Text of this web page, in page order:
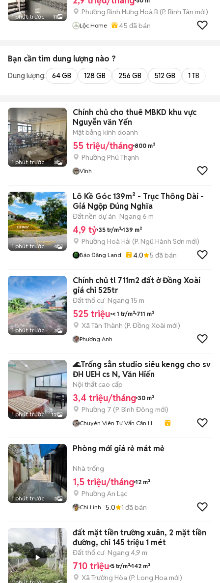
1 phút trước 11
Phường Bình Hưng Hoà B (P. Bình Tân mới)
Lộc Home 45 đã bán
Bạn cần tìm dung lượng nào ?
Dung lượng: 64 GB 128 GB 256 GB 512 GB 1 TB
1 phút trước 3
Chính chủ cho thuê MBKD khu vực
Nguyễn văn Yến
Mặt bằng kinh doanh
55 triệu/tháng 800 m²
Phường Phú Thạnh
Vĩnh
1 phút trước 4
Lô Kề Góc 139m² - Trục Thông Dài -
Giá Ngộp Đúng Nghĩa
Đất nền dự án Ngang 6 m
4,9 tỷ 35 tr/m² 139 m²
Phường Hoà Hải (P. Ngũ Hành Sơn mới)
Bảo Đăng Land 4.0 5 đã bán
1 phút trước 3
Chính chủ tl 711m2 đất ở Đồng Xoài
giá chỉ 525tr
Đất thổ cư Ngang 15 m
525 triệu < 1 tr/m² 711 m²
Xã Tân Thành (P. Đồng Xoài mới)
Phương Anh
1 phút trước 12
🌊Trống sẳn studio siêu kengg cho sv
ĐH UEH cs N, Văn Hiến
Nội thất cao cấp
3,4 triệu/tháng 30 m²
Phường 7 (P. Bình Đông mới)
Chuyên Viên Tư Vấn Căn Hộ
1 phút trước 3
Phòng mới giá rẻ mát mẻ
Nhà trống
1,5 triệu/tháng 12 m²
Phường An Lạc
Chi Linh 5.0 1 đã bán
đất mặt tiền trường xuân, 2 mặt tiền
đường, chỉ 145 triệu 1 mét
Đất thổ cư Ngang 4,9 m
710 triệu 5 tr/m² 142 m²
Xã Trường Hòa (P. Long Hoa mới)